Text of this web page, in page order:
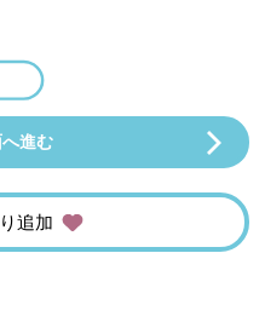
進む
追加